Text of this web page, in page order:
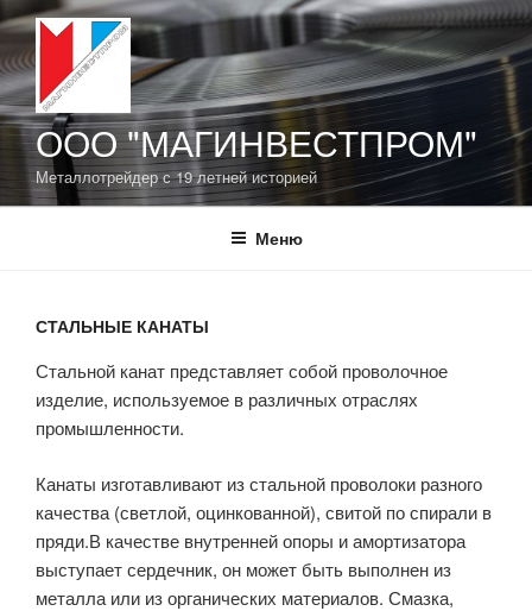
Перейти
содержимому
ООО "МАГИНВЕСТПРОМ"
Металлотрейдер с 19 летней историей
Меню
СТАЛЬНЫЕ КАНАТЫ
Стальной канат представляет собой проволочное
изделие, используемое в различных отраслях
промышленности.
Канаты изготавливают из стальной проволоки разного
качества (светлой, оцинкованной), свитой по спирали в
пряди.В качестве внутренней опоры и амортизатора
выступает сердечник, он может быть выполнен из
металла или из органических материалов. Смазка,